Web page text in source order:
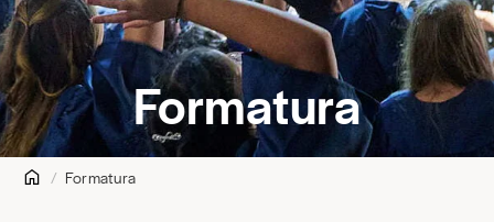
Formatura
Formatura